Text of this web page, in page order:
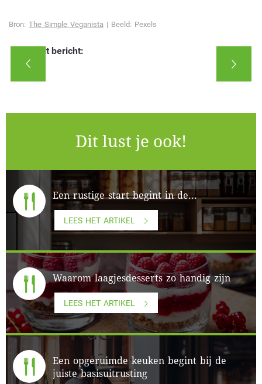
Bron: The Simple Veganista | Beeld: Pexels
Deel dit bericht:
Dit lust je ook!
Een rustige start begint in de...
LEES HET ARTIKEL
Waarom laagjesdesserts zo handig zijn
LEES HET ARTIKEL
Een opgeruimde keuken begint bij de
juiste basisuitrusting